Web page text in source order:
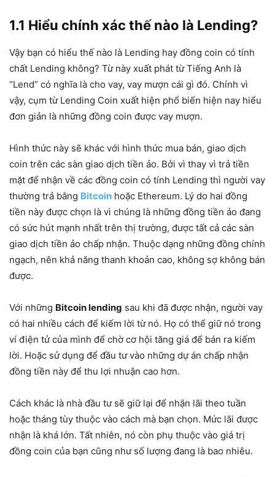
1.1 Hiểu chính xác thế nào là Lending?
Vậy bạn có hiểu thế nào là Lending hay đồng coin có tính
chất Lending không? Từ này xuất phát từ Tiếng Anh là
“Lend” có nghĩa là cho vay, vay mượn cái gì đó. Chính vì
vậy, cụm từ Lending Coin xuất hiện phổ biến hiện nay hiểu
đơn giản là những đồng coin được vay mượn.
Hình thức này sẽ khác với hình thức mua bán, giao dịch
coin trên các sàn giao dịch tiền ảo. Bởi vì thay vì trả tiền
mặt để nhận về các đồng coin có tính Lending thì người vay
thường trả bằng Bitcoin hoặc Ethereum. Lý do hai đồng
tiền này được chọn là vì chúng là những đồng tiền ảo đang
có sức hút mạnh nhất trên thị trường, được tất cả các sàn
giao dịch tiền ảo chấp nhận. Thuộc dạng những đồng chính
ngạch, nên khả năng thanh khoản cao, không sợ không bán
được.
Với những Bitcoin lending sau khi đã được nhận, người vay
có hai nhiều cách để kiếm lời từ nó. Họ có thể giữ nó trong
ví điện tử của mình để chờ cơ hội tăng giá để bán ra kiếm
lời. Hoặc sử dụng để đầu tư vào những dự án chấp nhận
đồng tiền này để thu lợi nhuận cao hơn.
Cách khác là nhà đầu tư sẽ giữ lại để nhận lãi theo tuần
hoặc tháng tùy thuộc vào cách mà bạn chọn. Mức lãi được
nhận là khá lớn. Tất nhiên, nó còn phụ thuộc vào giá trị
đồng coin của bạn cũng như số lượng đang là bao nhiêu.